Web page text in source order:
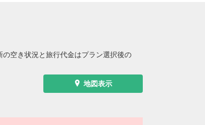
空き状況と旅行代金はプラン選択後の
地図表示